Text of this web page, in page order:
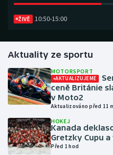
Futsal
Golf
Gymnastika
Házená
Judo
ŽIVĚ 10:50-15:00
Aktuality ze sportu
MOTORSPORT
AKTUALIZUJEME
ceně Británie
v Moto2
Aktualizováno před 11
HOKEJ
Kanada
Gretzky Cupu
Před 1 hod